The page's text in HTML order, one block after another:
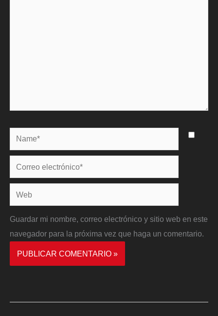
Name*
Correo
electrónico*
Web
Guardar mi nombre, correo electrónico y sitio web en este
navegador para la próxima vez que haga un comentario.